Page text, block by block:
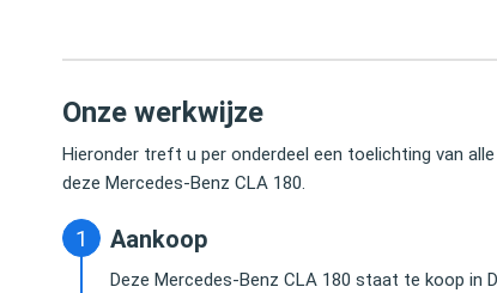
Onze werkwijze
Hieronder treft u per onderdeel een toelichting van
deze Mercedes-Benz CLA 180.
Aankoop
Deze Mercedes-Benz CLA 180 staat te koop in